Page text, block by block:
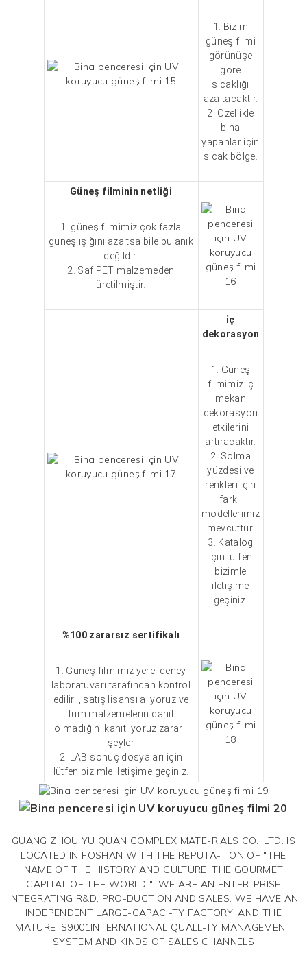
1. Bizim
güneş filmi
görünüşe
göre
sıcaklığı
azaltacaktır.
2. Özellikle
bina
yapanlar için
sıcak bölge.
Güneş filminin netliği
1. güneş filmimiz çok fazla
güneş ışığını azaltsa bile bulanık
değildir.
2. Saf PET malzemeden
üretilmiştir.
iç
dekorasyon
1. Güneş
filmimiz iç
mekan
dekorasyon
etkilerini
artıracaktır.
2. Solma
yüzdesi ve
renkleri için
farklı
modellerimiz
mevcuttur.
3. Katalog
için lütfen
bizimle
iletişime
geçiniz.
%100 zararsız sertifikalı
1. Güneş filmimiz yerel deney
laboratuvarı tarafından kontrol
edilir. , satış lisansı alıyoruz ve
tüm malzemelerin dahil
olmadığını kanıtlıyoruz zararlı
şeyler
2. LAB sonuç dosyaları için
lütfen bizimle iletişime geçiniz.
GUANG ZHOU YU QUAN COMPLEX MATE-RIALS CO., LTD. IS
LOCATED IN FOSHAN WITH THE REPUTA-TION OF "THE
NAME OF THE HISTORY AND CULTURE, THE GOURMET
CAPITAL OF THE WORLD ". WE ARE AN ENTER-PRISE
INTEGRATING R&D, PRO-DUCTION AND SALES. WE HAVE AN
INDEPENDENT LARGE-CAPACI-TY FACTORY, AND THE
MATURE IS9001INTERNATIONAL QUALL-TY MANAGEMENT
SYSTEM AND KINDS OF SALES CHANNELS